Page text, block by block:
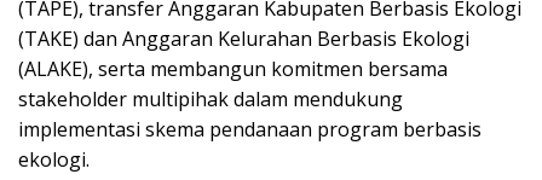
(TAPE), transfer Anggaran Kabupaten Berbasis Ekologi
(TAKE) dan Anggaran Kelurahan Berbasis Ekologi
(ALAKE), serta membangun komitmen bersama
stakeholder multipihak dalam mendukung
implementasi skema pendanaan program berbasis
ekologi.